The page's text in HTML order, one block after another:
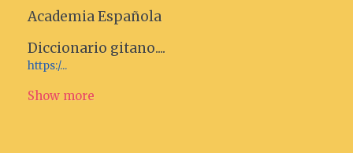
Academia Española
Diccionario gitano....
https:/...
Show more